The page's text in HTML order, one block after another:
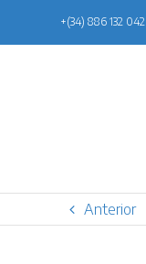
+(34) 886 132 042
Anterior